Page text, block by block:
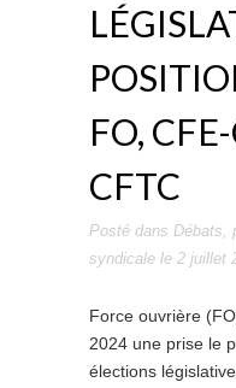
FO,
CFTC
Posté dans Débats,
syndicale le 2 juillet
Force ouvrière
2024 une prise le
élections